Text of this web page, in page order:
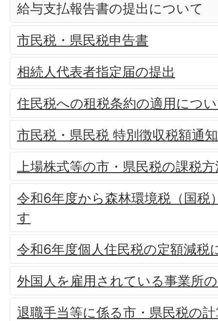
給与支払報告書の提出について
市民税・県民税申告書
相続人代表者指定届の提出
住民税への租税条約の適用につ
市民税・県民税 特別徴収税額通
上場株式等の市・県民税の課税
令和6年度から森林環境税（国税
す
令和6年度個人住民税の定額減税
外国人を雇用されている事業所
退職手当等に係る市・県民税の